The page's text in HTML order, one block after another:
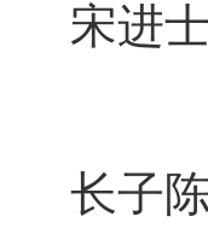
宋进
长子